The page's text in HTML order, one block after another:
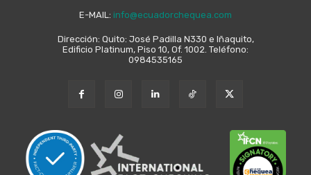
E-MAIL: info@ecuadorchequea.com
Dirección: Quito: José Padilla N330 e Iñaquito,
Edificio Platinum, Piso 10, Of. 1002. Teléfono:
0984535165